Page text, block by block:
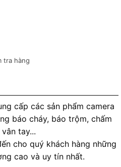
tra hàng
cấp các sản phẩm camera
báo cháy, báo trộm, chấm
tay...
cho quý khách hàng những
cao và uy tín nhất.